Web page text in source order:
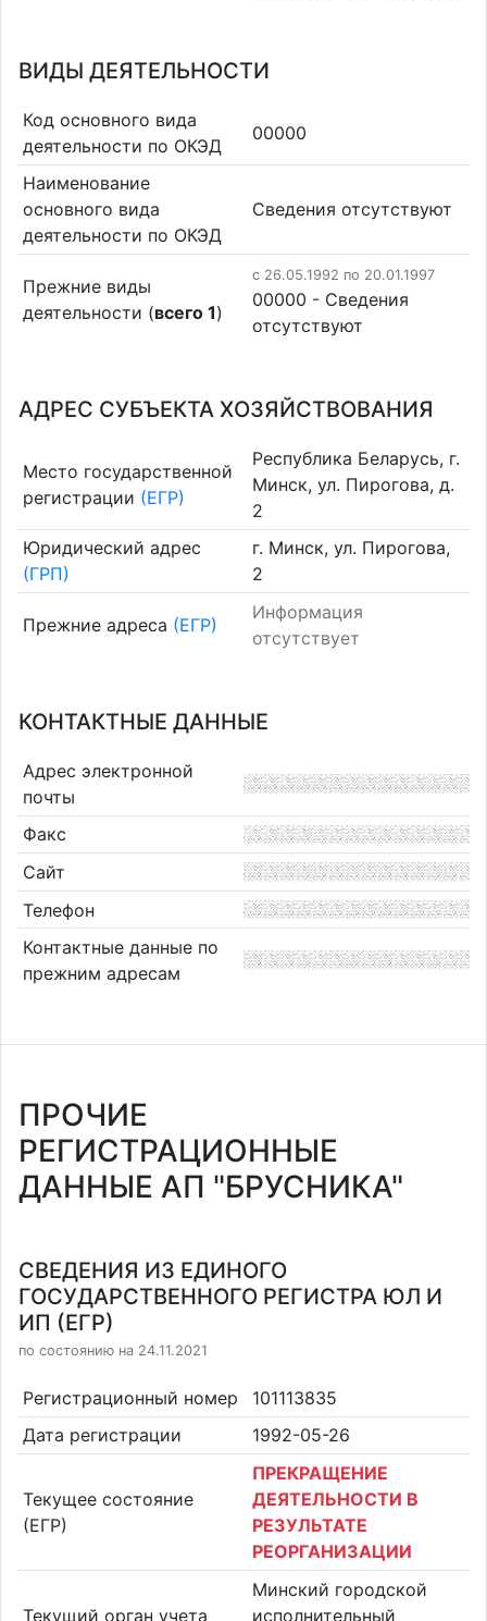
ВИДЫ ДЕЯТЕЛЬНОСТИ
Код основного вида
деятельности по ОКЭД
00000
Наименование
основного вида
деятельности по ОКЭД
Cведения отсутствуют
Прежние виды
деятельности (всего 1)
c 26.05.1992 по 20.01.1997
00000 - Cведения
отсутствуют
АДРЕС СУБЪЕКТА ХОЗЯЙСТВОВАНИЯ
Место государственной
регистрации (ЕГР)
Республика Беларусь, г.
Минск, ул. Пирогова, д.
2
Юридический адрес
(ГРП)
г. Минск, ул. Пирогова,
2
Прежние адреса (ЕГР)
Информация
отсутствует
КОНТАКТНЫЕ ДАННЫЕ
Адрес электронной
почты
Факс
Сайт
Телефон
Контактные данные по
прежним адресам
ПРОЧИЕ
РЕГИСТРАЦИОННЫЕ
ДАННЫЕ АП "БРУСНИКА"
СВЕДЕНИЯ ИЗ ЕДИНОГО
ГОСУДАРСТВЕННОГО РЕГИСТРА ЮЛ И
ИП (ЕГР)
по состоянию на 24.11.2021
Регистрационный номер
101113835
Дата регистрации
1992-05-26
Текущее состояние
(ЕГР)
ПРЕКРАЩЕНИЕ
ДЕЯТЕЛЬНОСТИ В
РЕЗУЛЬТАТЕ
РЕОРГАНИЗАЦИИ
Текущий орган учета
Минский городской
исполнительный